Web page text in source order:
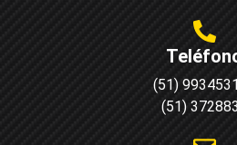
(51)
(51)